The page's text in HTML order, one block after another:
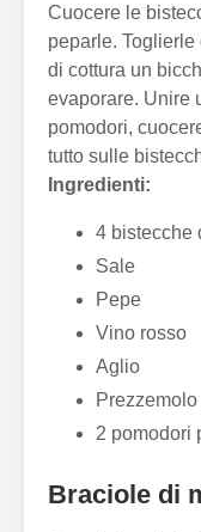
Cuocere le
peparle.
di cottura un
evaporare. Unire
pomodori,
tutto sulle
Ingredienti:
4 bistecche
Sale
Pepe
Vino rosso
Aglio
Prezzemolo
2 pomodori
Braciole di